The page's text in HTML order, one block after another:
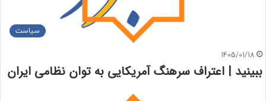
سیاست
1405/01/18
ببینید | اعتراف سرهنگ آمریکایی به توان نظامی ایران